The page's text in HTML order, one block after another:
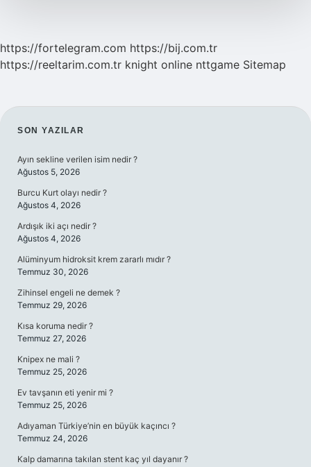
https://fortelegram.com https://bij.com.tr
https://reeltarim.com.tr knight online nttgame Sitemap
SIDEBAR
SON YAZILAR
Ayın sekline verilen isim nedir ?
Ağustos 5, 2026
Burcu Kurt olayı nedir ?
Ağustos 4, 2026
Ardışık iki açı nedir ?
Ağustos 4, 2026
Alüminyum hidroksit krem zararlı mıdır ?
Temmuz 30, 2026
Zihinsel engeli ne demek ?
Temmuz 29, 2026
Kısa koruma nedir ?
Temmuz 27, 2026
Knipex ne mali ?
Temmuz 25, 2026
Ev tavşanın eti yenir mi ?
Temmuz 25, 2026
Adıyaman Türkiye’nin en büyük kaçıncı ?
Temmuz 24, 2026
Kalp damarına takılan stent kaç yıl dayanır ?